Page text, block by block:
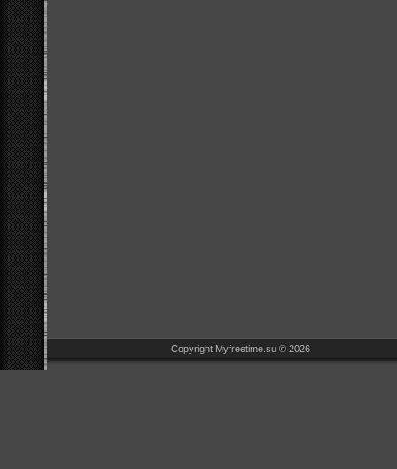
Copyright Myfreetime.su © 2026